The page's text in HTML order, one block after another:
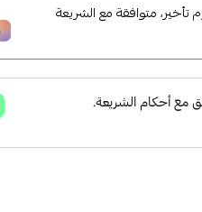
متوافقة مع الشريعة